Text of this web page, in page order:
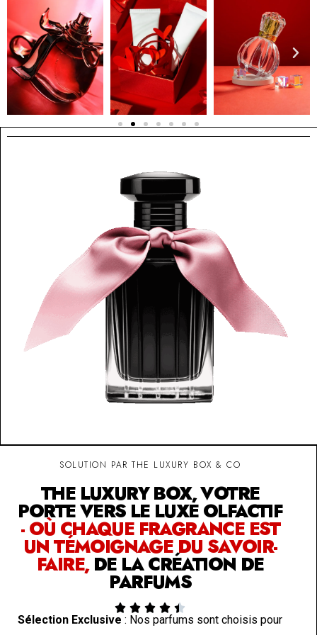
SOLUTION PAR THE LUXURY BOX & CO
THE LUXURY BOX, VOTRE
PORTE VERS LE LUXE OLFACTIF
- OÙ CHAQUE FRAGRANCE EST
UN TÉMOIGNAGE DU SAVOIR-
FAIRE,DE LA CRÉATION DE
PARFUMS
    
Sélection Exclusive : Nos parfums sont choisis pour